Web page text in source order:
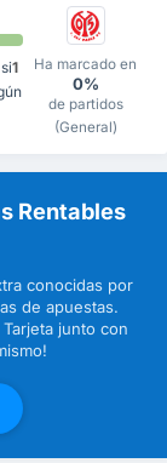
1
Ha marcado en
0%
de partidos
(General)
Rentables
conocidas por
de apuestas.
junto con